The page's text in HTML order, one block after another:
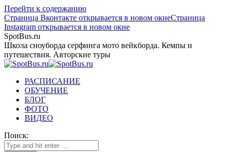
Перейти к содержанию
Страница Вконтакте открывается в новом окнеСтраница
Instagram открывается в новом окне
SpotBus.ru
Школа сноуборда серфинга мото вейкборда. Кемпы и
путешествия. Авторские туры
РАСПИСАНИЕ
ОБУЧЕНИЕ
БЛОГ
ФОТО
ВИДЕО
Поиск: